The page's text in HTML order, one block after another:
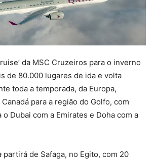
da MSC Cruzeiros para o inverno
de 80.000 lugares de ida e volta
toda a temporada, da Europa,
para a região do Golfo, com
Dubai com a Emirates e Doha com a
partirá de Safaga, no Egito, com 20